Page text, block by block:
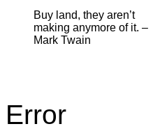
Buy land, they aren’t
making anymore of it. –
Mark Twain
Error